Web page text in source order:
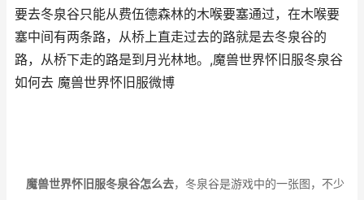
要去冬泉谷只能从费伍德森林的木喉要塞通过，在木喉要
塞中间有两条路，从桥上直走过去的路就是去冬泉谷的
路，从桥下走的路是到月光林地。,魔兽世界怀旧服冬泉谷
如何去 魔兽世界怀旧服微博
魔兽世界怀旧服冬泉谷怎么去，冬泉谷是游戏中的一张图，不少